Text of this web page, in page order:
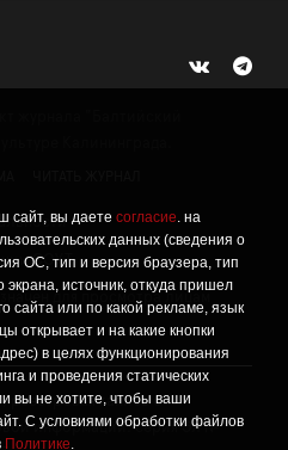
сайт, вы даете согласие. на
данных (сведения о
ОС, тип и версия браузера, тип
экрана, источник, откуда пришел
сайта или по какой рекламе, язык
открывает и на какие кнопки
в целях функционирования
и проведения статических
вы не хотите, чтобы ваши
С условиями обработки файлов
Политике.
СОУТ
для просмотра лицам
реестровая запись о
информации: серия Эл №